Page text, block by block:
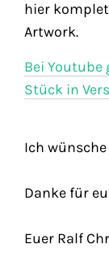
hier
Artwork.
Bei Youtube
Stück in
Ich
Danke für
Euer Ralf